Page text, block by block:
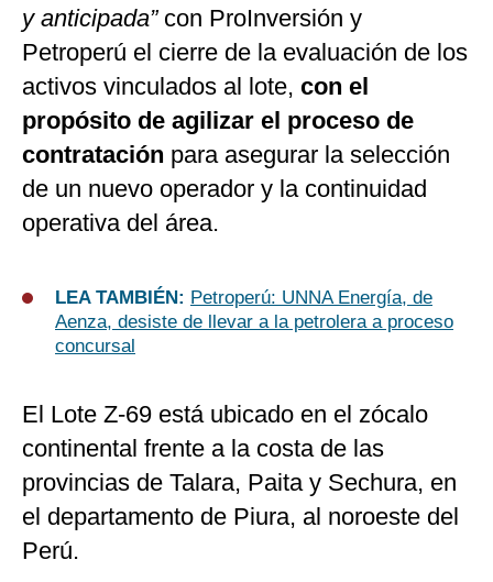
y anticipada”con ProInversión y
Petroperú el cierre de la evaluación de los
activos vinculados al lote, con el
propósito de agilizar el proceso de
contratación para asegurar la selección
de un nuevo operador y la continuidad
operativa del área.
LEA TAMBIÉN: Petroperú: UNNA Energía, de
Aenza, desiste de llevar a la petrolera a proceso
concursal
El Lote Z-69 está ubicado en el zócalo
continental frente a la costa de las
provincias de Talara, Paita y Sechura, en
el departamento de Piura, al noroeste del
Perú.